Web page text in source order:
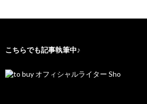
こちらでも記事執筆中♪